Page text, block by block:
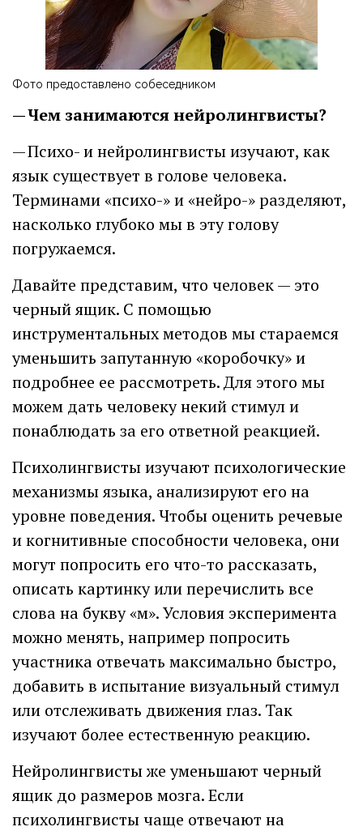
Фото предоставлено собеседником
— Чем занимаются нейролингвисты?
— Психо- и нейролингвисты изучают, как
язык существует в голове человека.
Терминами «психо-» и «нейро-» разделяют,
насколько глубоко мы в эту голову
погружаемся.
Давайте представим, что человек — это
черный ящик. С помощью
инструментальных методов мы стараемся
уменьшить запутанную «коробочку» и
подробнее ее рассмотреть. Для этого мы
можем дать человеку некий стимул и
понаблюдать за его ответной реакцией.
Психолингвисты изучают психологические
механизмы языка, анализируют его на
уровне поведения. Чтобы оценить речевые
и когнитивные способности человека, они
могут попросить его что-то рассказать,
описать картинку или перечислить все
слова на букву «м». Условия эксперимента
можно менять, например попросить
участника отвечать максимально быстро,
добавить в испытание визуальный стимул
или отслеживать движения глаз. Так
изучают более естественную реакцию.
Нейролингвисты же уменьшают черный
ящик до размеров мозга. Если
психолингвисты чаще отвечают на